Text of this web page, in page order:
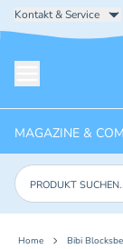
Kontakt & Service
MAGAZINE &
Produkte suchen
Home Bibi